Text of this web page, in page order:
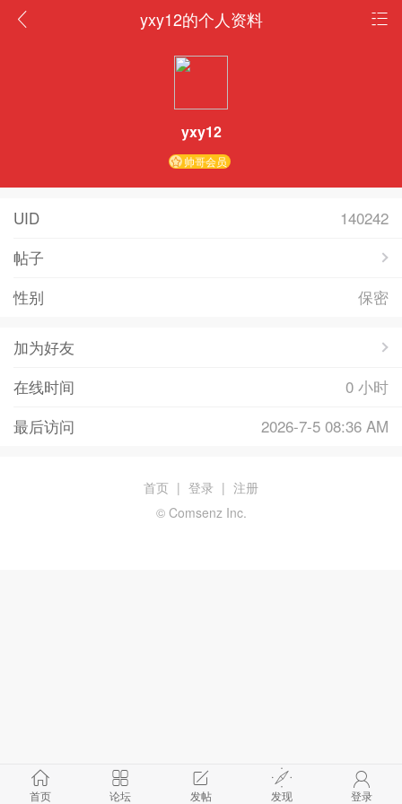
yxy12的个人资料
yxy12
帅哥会员
UID
140242
帖子
性别
保密
加为好友
在线时间
0 小时
最后访问
2026-7-5 08:36 AM
首页 论坛 发帖 发现 登录
首页 | 登录 | 注册
© Comsenz Inc.